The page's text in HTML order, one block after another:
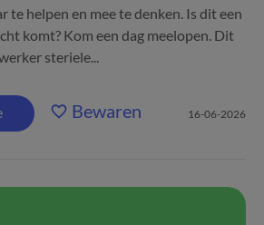
te helpen en mee te denken. Is dit een
komt? Kom een dag meelopen. Dit
steriele...
Bewaren 16-06-2026